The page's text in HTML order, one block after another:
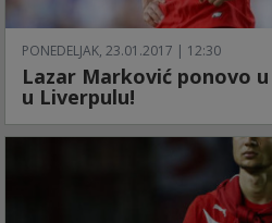
PONEDELJAK, 23.01.2017 | 12:30
Lazar Marković ponovo
u Liverpulu!